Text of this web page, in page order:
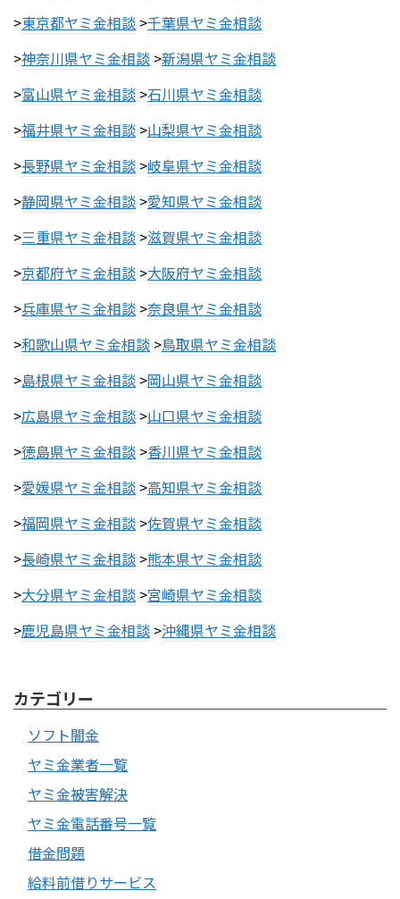
>東京都ヤミ金相談 >千葉県ヤミ金相談
>神奈川県ヤミ金相談 >新潟県ヤミ金相談
>富山県ヤミ金相談 >石川県ヤミ金相談
>福井県ヤミ金相談 >山梨県ヤミ金相談
>長野県ヤミ金相談 >岐阜県ヤミ金相談
>静岡県ヤミ金相談 >愛知県ヤミ金相談
>三重県ヤミ金相談 >滋賀県ヤミ金相談
>京都府ヤミ金相談 >大阪府ヤミ金相談
>兵庫県ヤミ金相談 >奈良県ヤミ金相談
>和歌山県ヤミ金相談 >鳥取県ヤミ金相談
>島根県ヤミ金相談 >岡山県ヤミ金相談
>広島県ヤミ金相談 >山口県ヤミ金相談
>徳島県ヤミ金相談 >香川県ヤミ金相談
>愛媛県ヤミ金相談 >高知県ヤミ金相談
>福岡県ヤミ金相談 >佐賀県ヤミ金相談
>長崎県ヤミ金相談 >熊本県ヤミ金相談
>大分県ヤミ金相談 >宮崎県ヤミ金相談
>鹿児島県ヤミ金相談 >沖縄県ヤミ金相談
カテゴリー
ソフト闇金
ヤミ金業者一覧
ヤミ金被害解決
ヤミ金電話番号一覧
借金問題
給料前借りサービス